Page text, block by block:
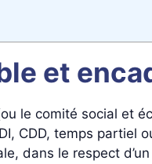
et
le comité social et
CDD, temps partiel
dans le respect